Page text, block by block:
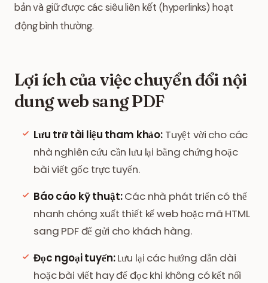
bản và giữ được các siêu liên kết (hyperlinks) hoạt
động bình thường.
Lợi ích của việc chuyển đổi nội
dung web sang PDF
Lưu trữ tài liệu tham khảo:Tuyệt vời cho các
nhà nghiên cứu cần lưu lại bằng chứng hoặc
bài viết gốc trực tuyến.
Báo cáo kỹ thuật:Các nhà phát triển có thể
nhanh chóng xuất thiết kế web hoặc mã HTML
sang PDF để gửi cho khách hàng.
Đọc ngoại tuyến:Lưu lại các hướng dẫn dài
hoặc bài viết hay để đọc khi không có kết nối